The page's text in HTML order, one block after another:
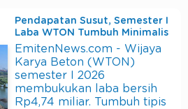
Pendapatan Susut, Semester I
Laba WTON Tumbuh Minimalis
EmitenNews.com - Wijaya
Karya Beton (WTON)
semester I 2026
membukukan laba bersih
Rp4,74 miliar. Tumbuh tipis